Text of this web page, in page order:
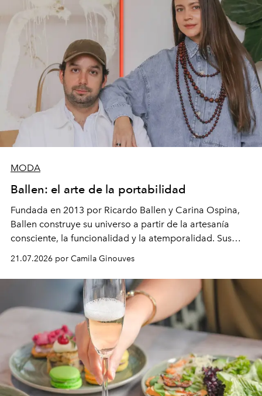
MODA
Ballen: el arte de la portabilidad
Fundada en 2013 por Ricardo Ballen y Carina Ospina,
Ballen construye su universo a partir de la artesanía
consciente, la funcionalidad y la atemporalidad. Sus
diseños traducen la tradición ecuestre y la riqueza de la
ruralidad colombiana en piezas de diseño concebidas
para perdurar.
21.07.2026 por Camila Ginouves